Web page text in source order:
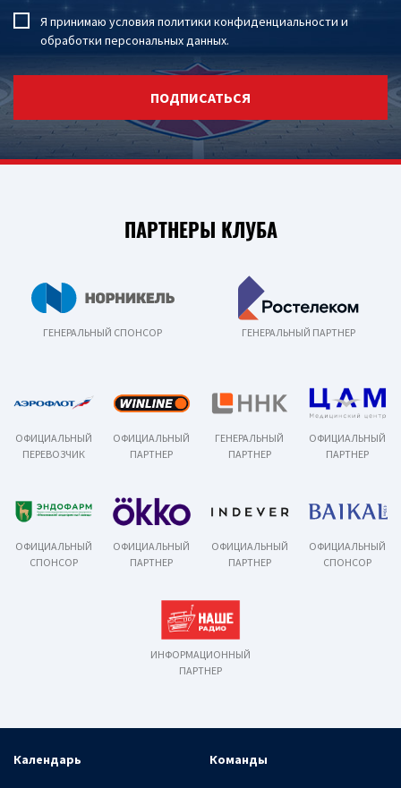
Я принимаю условия политики конфиденциальности и
обработки персональных данных.
ПОДПИСАТЬСЯ
ПАРТНЕРЫ КЛУБА
ГЕНЕРАЛЬНЫЙ СПОНСОР ГЕНЕРАЛЬНЫЙ ПАРТНЕР
ОФИЦИАЛЬНЫЙ
ПЕРЕВОЗЧИК
ОФИЦИАЛЬНЫЙ
ПАРТНЕР
ГЕНЕРАЛЬНЫЙ
ПАРТНЕР
ОФИЦИАЛЬНЫЙ
ПАРТНЕР
ОФИЦИАЛЬНЫЙ
СПОНСОР
ОФИЦИАЛЬНЫЙ
ПАРТНЕР
ОФИЦИАЛЬНЫЙ
ПАРТНЕР
ОФИЦИАЛЬНЫЙ
СПОНСОР
ИНФОРМАЦИОННЫЙ
ПАРТНЕР
Календарь Команды